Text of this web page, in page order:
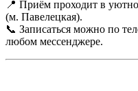
📍 Приём проходит в
(м. Павелецкая).
📞 Записаться можно по
любом мессенджере.